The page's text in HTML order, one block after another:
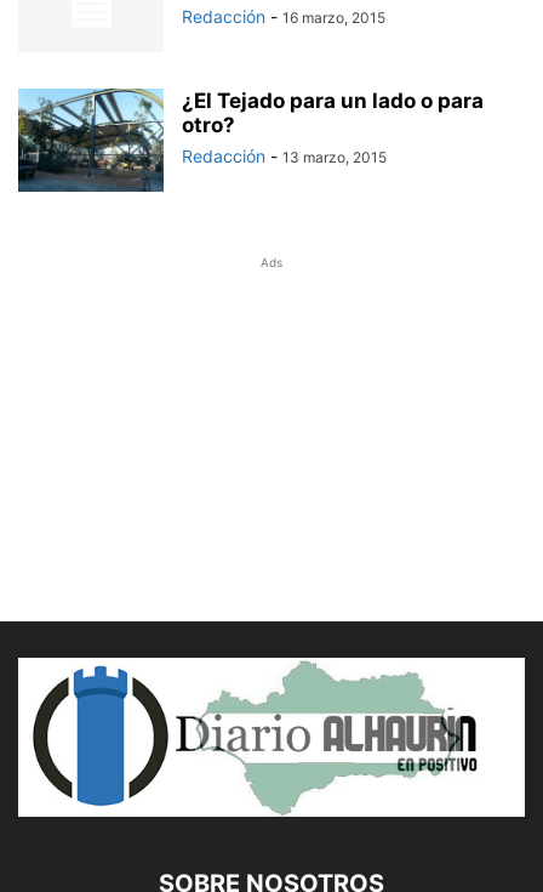
Redacción - 16 marzo, 2015
¿El Tejado para un lado o para
otro?
Redacción - 13 marzo, 2015
Ads
SOBRE NOSOTROS